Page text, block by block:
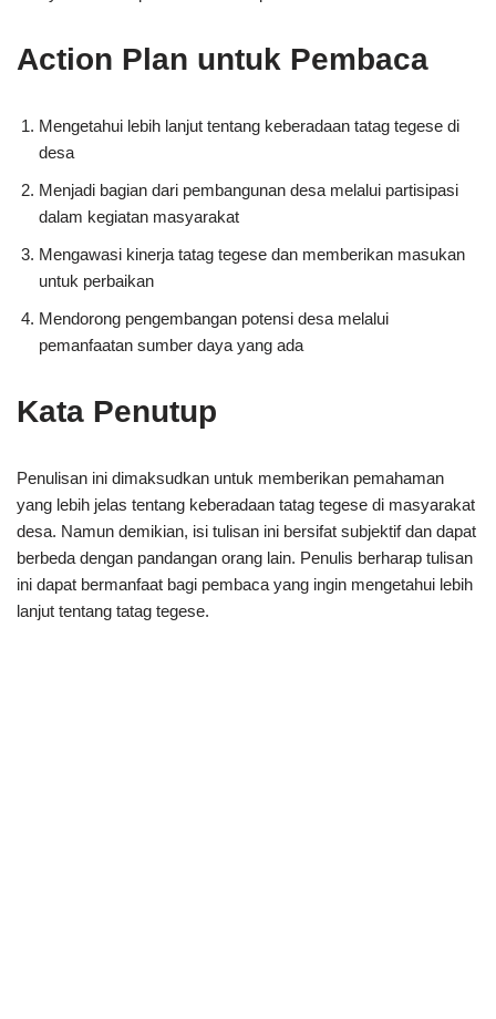
Action Plan untuk Pembaca
Mengetahui lebih lanjut tentang keberadaan tatag tegese di
desa
Menjadi bagian dari pembangunan desa melalui partisipasi
dalam kegiatan masyarakat
Mengawasi kinerja tatag tegese dan memberikan masukan
untuk perbaikan
Mendorong pengembangan potensi desa melalui
pemanfaatan sumber daya yang ada
Kata Penutup
Penulisan ini dimaksudkan untuk memberikan pemahaman
yang lebih jelas tentang keberadaan tatag tegese di masyarakat
desa. Namun demikian, isi tulisan ini bersifat subjektif dan dapat
berbeda dengan pandangan orang lain. Penulis berharap tulisan
ini dapat bermanfaat bagi pembaca yang ingin mengetahui lebih
lanjut tentang tatag tegese.